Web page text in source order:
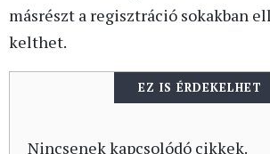
másrészt a regisztráció sokakban
kelthet.
EZ IS ÉRDEKELHET
Nincsenek kapcsolódó cikkek.